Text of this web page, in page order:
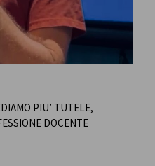
PIU’ TUTELE,
DOCENTE